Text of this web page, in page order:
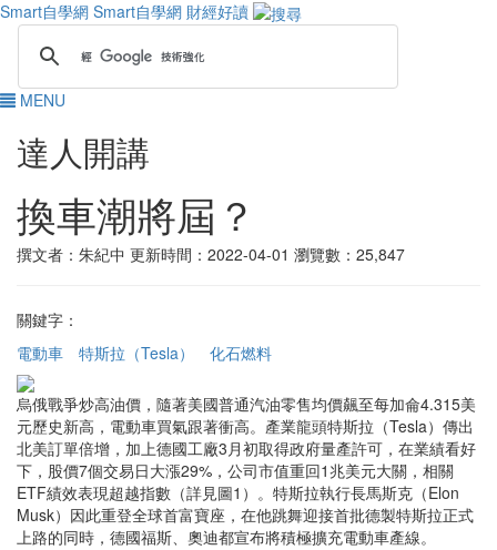
Smart自學網 Smart自學網 財經好讀
MENU
達人開講
換車潮將屆？
撰文者：朱紀中 更新時間：2022-04-01 瀏覽數：25,847
關鍵字：
電動車
特斯拉（Tesla） 化石燃料
烏俄戰爭炒高油價，隨著美國普通汽油零售均價飆至每加侖4.315美
元歷史新高，電動車買氣跟著衝高。產業龍頭特斯拉（Tesla）傳出
北美訂單倍增，加上德國工廠3月初取得政府量產許可，在業績看好
下，股價7個交易日大漲29%，公司市值重回1兆美元大關，相關
ETF績效表現超越指數（詳見圖1）。特斯拉執行長馬斯克（Elon
Musk）因此重登全球首富寶座，在他跳舞迎接首批德製特斯拉正式
上路的同時，德國福斯、奧迪都宣布將積極擴充電動車產線。